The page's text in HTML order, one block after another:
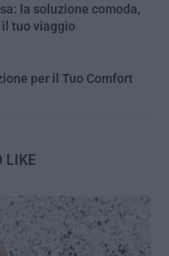
la soluzione comoda,
tuo viaggio
per il Tuo Comfort
LIKE